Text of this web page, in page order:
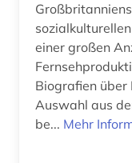
einer großen
Biografien über
Auswahl aus
be... Mehr